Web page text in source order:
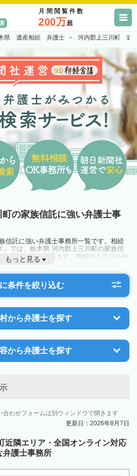
月間閲覧件数
200万超
県 遺産相続 弁護士 河内郡上三川町 遺
の家族信託に強い弁護士事
信託に強い弁護士事務所一覧です。相続
」では、栃木県 河内郡上三川町の家族信
で見ることが出来ます。相続のトラブルや
近隣の弁護士に相談してみましょう。
もっと見る
条件を絞り込む
から弁護士を探す
から弁護士を探す
わせフォームは別ウィンドウで開きます
更新日：2026年8月7日
近隣エリア・全国オンライン対応
弁護士事務所